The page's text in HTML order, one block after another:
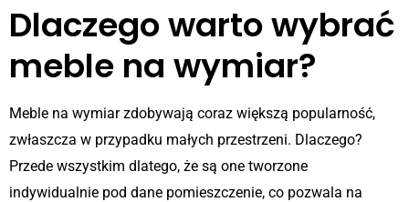
Dlaczego warto wybrać
meble na wymiar?
Meble na wymiar zdobywają coraz większą popularność,
zwłaszcza w przypadku małych przestrzeni. Dlaczego?
Przede wszystkim dlatego, że są one tworzone
indywidualnie pod dane pomieszczenie, co pozwala na